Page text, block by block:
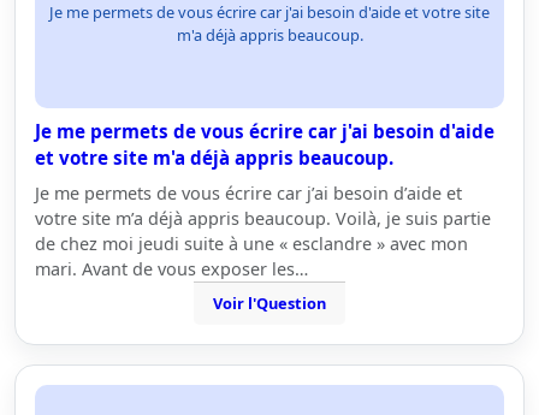
Je me permets de vous écrire car j'ai besoin d'aide et votre site
m'a déjà appris beaucoup.
Je me permets de vous écrire car j'ai besoin d'aide
et votre site m'a déjà appris beaucoup.
Je me permets de vous écrire car j’ai besoin d’aide et
votre site m’a déjà appris beaucoup. Voilà, je suis partie
de chez moi jeudi suite à une « esclandre » avec mon
mari. Avant de vous exposer les…
Voir l'Question